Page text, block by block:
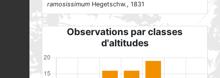
ramosissimum Hegetschw., 1831
Observations par classes
d'altitudes